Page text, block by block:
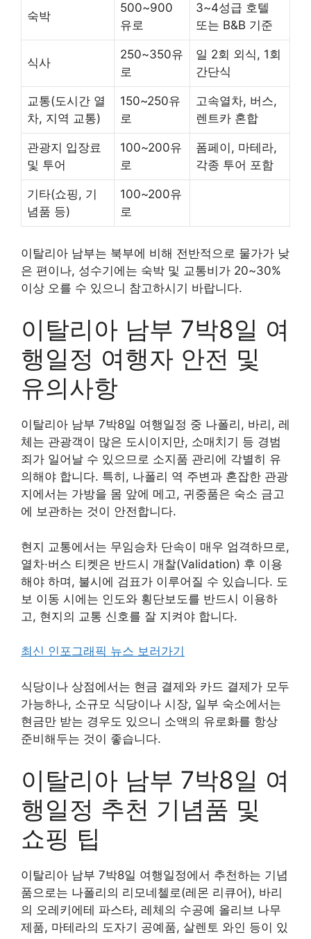
숙박
500~900
유로
3~4성급 호텔
또는 B&B 기준
식사
250~350유
로
일 2회 외식, 1회
간단식
교통(도시간 열
차, 지역 교통)
150~250유
로
고속열차, 버스,
렌트카 혼합
관광지 입장료
및 투어
100~200유
로
폼페이, 마테라,
각종 투어 포함
기타(쇼핑, 기
념품 등)
100~200유
로
이탈리아 남부는 북부에 비해 전반적으로 물가가 낮
은 편이나, 성수기에는 숙박 및 교통비가 20~30%
이상 오를 수 있으니 참고하시기 바랍니다.
이탈리아 남부 7박8일 여
행일정 여행자 안전 및
유의사항
이탈리아 남부 7박8일 여행일정 중 나폴리, 바리, 레
체는 관광객이 많은 도시이지만, 소매치기 등 경범
죄가 일어날 수 있으므로 소지품 관리에 각별히 유
의해야 합니다. 특히, 나폴리 역 주변과 혼잡한 관광
지에서는 가방을 몸 앞에 메고, 귀중품은 숙소 금고
에 보관하는 것이 안전합니다.
현지 교통에서는 무임승차 단속이 매우 엄격하므로,
열차·버스 티켓은 반드시 개찰(Validation) 후 이용
해야 하며, 불시에 검표가 이루어질 수 있습니다. 도
보 이동 시에는 인도와 횡단보도를 반드시 이용하
고, 현지의 교통 신호를 잘 지켜야 합니다.
최신 인포그래픽 뉴스 보러가기
식당이나 상점에서는 현금 결제와 카드 결제가 모두
가능하나, 소규모 식당이나 시장, 일부 숙소에서는
현금만 받는 경우도 있으니 소액의 유로화를 항상
준비해두는 것이 좋습니다.
이탈리아 남부 7박8일 여
행일정 추천 기념품 및
쇼핑 팁
이탈리아 남부 7박8일 여행일정에서 추천하는 기념
품으로는 나폴리의 리모네첼로(레몬 리큐어), 바리
의 오레키에테 파스타, 레체의 수공예 올리브 나무
제품, 마테라의 도자기 공예품, 살렌토 와인 등이 있